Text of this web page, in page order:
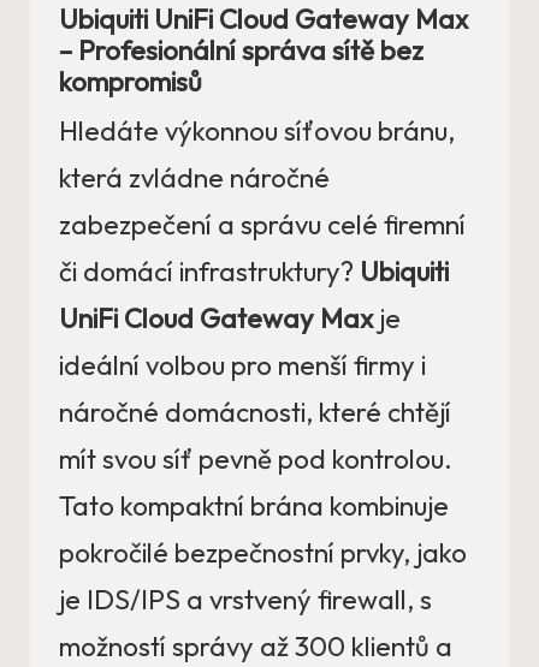
Ubiquiti UniFi Cloud Gateway Max
– Profesionální správa sítě bez
kompromisů
Hledáte výkonnou síťovou bránu,
která zvládne náročné
zabezpečení a správu celé firemní
či domácí infrastruktury? Ubiquiti
UniFi Cloud Gateway Maxje
ideální volbou pro menší firmy i
náročné domácnosti, které chtějí
mít svou síť pevně pod kontrolou.
Tato kompaktní brána kombinuje
pokročilé bezpečnostní prvky, jako
je IDS/IPS a vrstvený firewall, s
možností správy až 300 klientů a